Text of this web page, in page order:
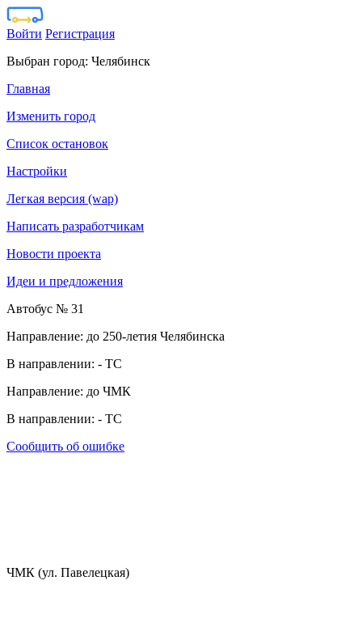
Войти Регистрация
Выбран город: Челябинск
Главная
Изменить город
Список остановок
Настройки
Легкая версия (wap)
Написать разработчикам
Новости проекта
Идеи и предложения
Автобус № 31
Направление: до 250-летия Челябинска
В направлении: - ТС
Направление: до ЧМК
В направлении: - ТС
Сообщить об ошибке
ЧМК (ул. Павелецкая)